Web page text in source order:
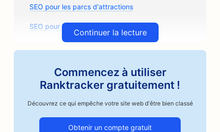
SEO pour les parcs d'attractions
SEO pour les arcades
SEO pour Artisan Coffee Roasters
SEO pour les magasins de pièces détachées
SEO pour les ateliers de réparation automobile
SEO pour les ateliers de carrosserie
Continuer la lecture
Commencez à utiliser
Ranktracker gratuitement !
Découvrez ce qui empêche votre site web d'être bien classé
Obtenir un compte gratuit